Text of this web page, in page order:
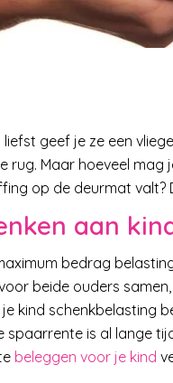
liefst geef je ze een
rug. Maar hoeveel mag
op de deurmat valt?
aan
bedrag
beide ouders
kind schenkbelasting
is al lange
beleggen voor je kind